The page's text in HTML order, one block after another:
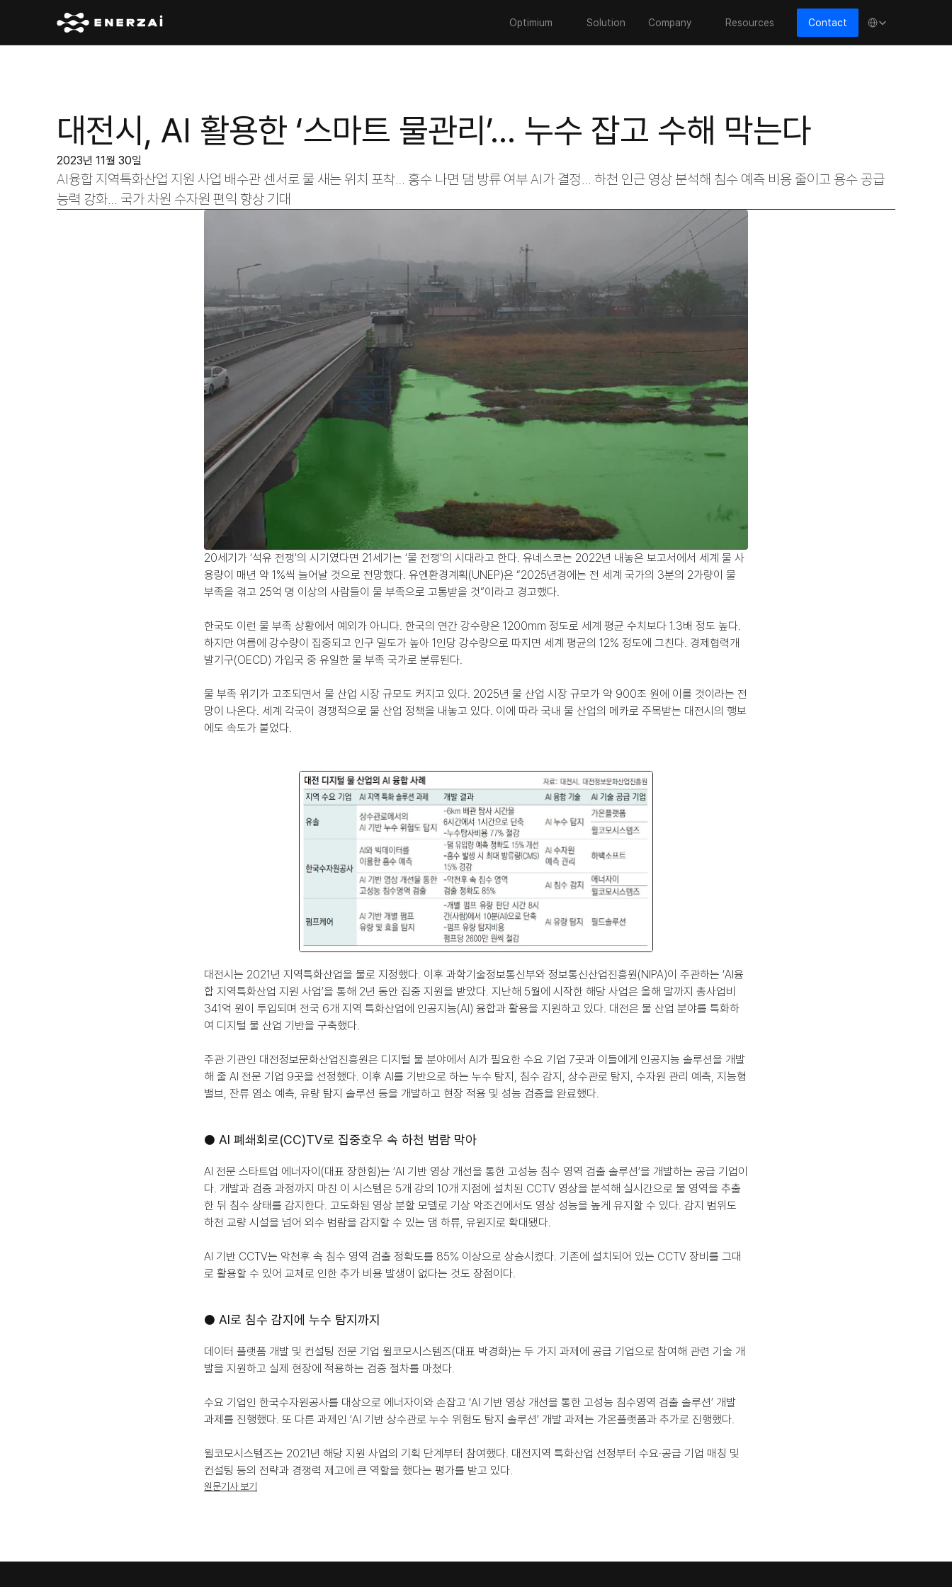
Optimium Solution Company Resources Contact
Select Language
대전시, AI 활용한 ‘스마트 물관리’… 누수 잡고 수해 막는다
2023년 11월 30일
AI융합 지역특화산업 지원 사업 배수관 센서로 물 새는 위치 포착… 홍수 나면 댐 방류 여부 AI가 결정… 하천 인근 영상 분석해 침수 예측 비용 줄이고 용수 공급
능력 강화… 국가 차원 수자원 편익 향상 기대
20세기가 ‘석유 전쟁’의 시기였다면 21세기는 ‘물 전쟁’의 시대라고 한다. 유네스코는 2022년 내놓은 보고서에서 세계 물 사
용량이 매년 약 1%씩 늘어날 것으로 전망했다. 유엔환경계획(UNEP)은 “2025년경에는 전 세계 국가의 3분의 2가량이 물
부족을 겪고 25억 명 이상의 사람들이 물 부족으로 고통받을 것”이라고 경고했다.
한국도 이런 물 부족 상황에서 예외가 아니다. 한국의 연간 강수량은 1200mm 정도로 세계 평균 수치보다 1.3배 정도 높다.
하지만 여름에 강수량이 집중되고 인구 밀도가 높아 1인당 강수량으로 따지면 세계 평균의 12% 정도에 그친다. 경제협력개
발기구(OECD) 가입국 중 유일한 물 부족 국가로 분류된다.
물 부족 위기가 고조되면서 물 산업 시장 규모도 커지고 있다. 2025년 물 산업 시장 규모가 약 900조 원에 이를 것이라는 전
망이 나온다. 세계 각국이 경쟁적으로 물 산업 정책을 내놓고 있다. 이에 따라 국내 물 산업의 메카로 주목받는 대전시의 행보
에도 속도가 붙었다.
대전시는 2021년 지역특화산업을 물로 지정했다. 이후 과학기술정보통신부와 정보통신산업진흥원(NIPA)이 주관하는 ‘AI융
합 지역특화산업 지원 사업’을 통해 2년 동안 집중 지원을 받았다. 지난해 5월에 시작한 해당 사업은 올해 말까지 총사업비
341억 원이 투입되며 전국 6개 지역 특화산업에 인공지능(AI) 융합과 활용을 지원하고 있다. 대전은 물 산업 분야를 특화하
여 디지털 물 산업 기반을 구축했다.
주관 기관인 대전정보문화산업진흥원은 디지털 물 분야에서 AI가 필요한 수요 기업 7곳과 이들에게 인공지능 솔루션을 개발
해 줄 AI 전문 기업 9곳을 선정했다. 이후 AI를 기반으로 하는 누수 탐지, 침수 감지, 상수관로 탐지, 수자원 관리 예측, 지능형
밸브, 잔류 염소 예측, 유량 탐지 솔루션 등을 개발하고 현장 적용 및 성능 검증을 완료했다.
● AI 폐쇄회로(CC)TV로 집중호우 속 하천 범람 막아
AI 전문 스타트업 에너자이(대표 장한힘)는 ‘AI 기반 영상 개선을 통한 고성능 침수 영역 검출 솔루션’을 개발하는 공급 기업이
다. 개발과 검증 과정까지 마친 이 시스템은 5개 강의 10개 지점에 설치된 CCTV 영상을 분석해 실시간으로 물 영역을 추출
한 뒤 침수 상태를 감지한다. 고도화된 영상 분할 모델로 기상 악조건에서도 영상 성능을 높게 유지할 수 있다. 감지 범위도
하천 교량 시설을 넘어 외수 범람을 감지할 수 있는 댐 하류, 유원지로 확대됐다.
AI 기반 CCTV는 악천후 속 침수 영역 검출 정확도를 85% 이상으로 상승시켰다. 기존에 설치되어 있는 CCTV 장비를 그대
로 활용할 수 있어 교체로 인한 추가 비용 발생이 없다는 것도 장점이다.
● AI로 침수 감지에 누수 탐지까지
데이터 플랫폼 개발 및 컨설팅 전문 기업 윌코모시스템즈(대표 박경화)는 두 가지 과제에 공급 기업으로 참여해 관련 기술 개
발을 지원하고 실제 현장에 적용하는 검증 절차를 마쳤다.
수요 기업인 한국수자원공사를 대상으로 에너자이와 손잡고 ‘AI 기반 영상 개선을 통한 고성능 침수영역 검출 솔루션’ 개발
과제를 진행했다. 또 다른 과제인 ‘AI 기반 상수관로 누수 위험도 탐지 솔루션’ 개발 과제는 가온플랫폼과 추가로 진행했다.
윌코모시스템즈는 2021년 해당 지원 사업의 기획 단계부터 참여했다. 대전지역 특화산업 선정부터 수요·공급 기업 매칭 및
컨설팅 등의 전략과 경쟁력 제고에 큰 역할을 했다는 평가를 받고 있다.
원문기사 보기